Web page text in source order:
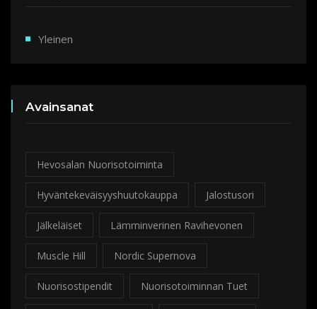
Yleinen
Avainsanat
Hevosalan Nuorisotoiminta
Hyväntekeväisyyshuutokauppa Jalostusori
Jälkeläiset Lämminverinen Ravihevonen
Muscle Hill Nordic Supernova
Nuorisostipendit Nuorisotoiminnan Tuet